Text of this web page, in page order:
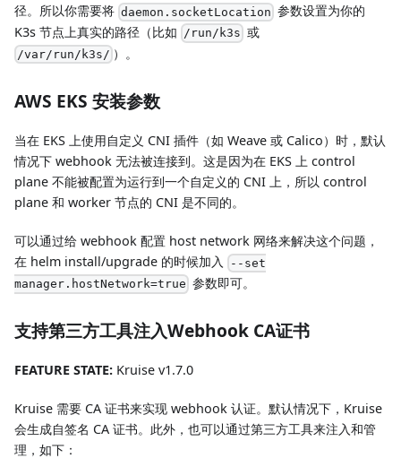
径。所以你需要将 daemon.socketLocation 参数设置为你的
K3s 节点上真实的路径（比如 /run/k3s 或
/var/run/k3s/ ）。
AWS EKS 安装参数
当在 EKS 上使用自定义 CNI 插件（如 Weave 或 Calico）时，默认
情况下 webhook 无法被连接到。这是因为在 EKS 上 control
plane 不能被配置为运行到一个自定义的 CNI 上，所以 control
plane 和 worker 节点的 CNI 是不同的。
可以通过给 webhook 配置 host network 网络来解决这个问题，
在 helm install/upgrade 的时候加入
--set
manager.hostNetwork=true 参数即可。
支持第三方工具注入Webhook CA证书
FEATURE STATE: Kruise v1.7.0
Kruise 需要 CA 证书来实现 webhook 认证。默认情况下，Kruise
会生成自签名 CA 证书。此外，也可以通过第三方工具来注入和管
理，如下：